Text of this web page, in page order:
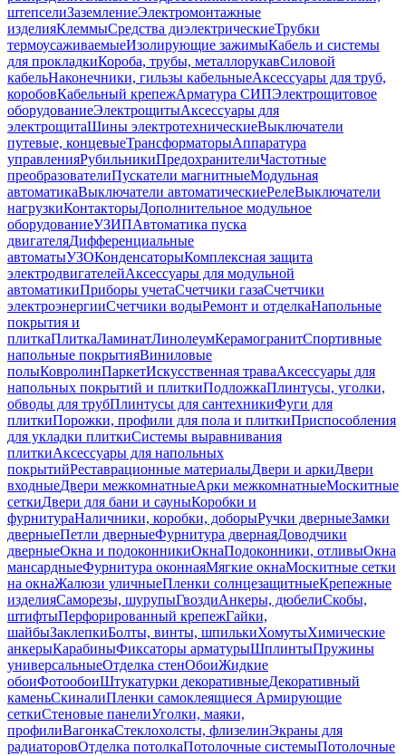
штепселиЗаземлениеЭлектромонтажные
изделияКлеммыСредства диэлектрическиеТрубки
термоусаживаемыеИзолирующие зажимыКабель и системы
для прокладкиКороба, трубы, металлорукавСиловой
кабельНаконечники, гильзы кабельныеАксессуары для труб,
коробовКабельный крепежАрматура СИПЭлектрощитовое
оборудованиеЭлектрощитыАксессуары для
электрощитаШины электротехническиеВыключатели
путевые, концевыеТрансформаторыАппаратура
управленияРубильникиПредохранителиЧастотные
преобразователиПускатели магнитныеМодульная
автоматикаВыключатели автоматическиеРелеВыключатели
нагрузкиКонтакторыДополнительное модульное
оборудованиеУЗИПАвтоматика пуска
двигателяДифференциальные
автоматыУЗОКонденсаторыКомплексная защита
электродвигателейАксессуары для модульной
автоматикиПриборы учетаСчетчики газаСчетчики
электроэнергииСчетчики водыРемонт и отделкаНапольные
покрытия и
плиткаПлиткаЛаминатЛинолеумКерамогранитСпортивные
напольные покрытияВиниловые
полыКовролинПаркетИскусственная траваАксессуары для
напольных покрытий и плиткиПодложкаПлинтусы, уголки,
обводы для трубПлинтусы для сантехникиФуги для
плиткиПорожки, профили для пола и плиткиПриспособления
для укладки плиткиСистемы выравнивания
плиткиАксессуары для напольных
покрытийРеставрационные материалыДвери и аркиДвери
входныеДвери межкомнатныеАрки межкомнатныеМоскитные
сеткиДвери для бани и сауныКоробки и
фурнитураНаличники, коробки, доборыРучки дверныеЗамки
дверныеПетли дверныеФурнитура двернаяДоводчики
дверныеОкна и подоконникиОкнаПодоконники, отливыОкна
мансардныеФурнитура оконнаяМягкие окнаМоскитные сетки
на окнаЖалюзи уличныеПленки солнцезащитныеКрепежные
изделияСаморезы, шурупыГвоздиАнкеры, дюбелиСкобы,
штифтыПерфорированный крепежГайки,
шайбыЗаклепкиБолты, винты, шпилькиХомутыХимические
анкерыКарабиныФиксаторы арматурыШплинтыПружины
универсальныеОтделка стенОбоиЖидкие
обоиФотообоиШтукатурки декоративныеДекоративный
каменьСкиналиПленки самоклеящиеся Армирующие
сеткиСтеновые панелиУголки, маяки,
профилиВагонкаСтеклохолсты, флизелинЭкраны для
радиаторовОтделка потолкаПотолочные системыПотолочные